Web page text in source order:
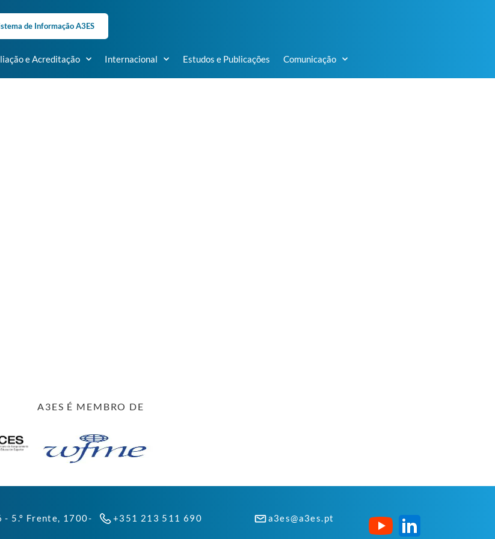
de Informação A3ES
e Acreditação Internacional Estudos e Publicações Comunicação
A3ES É MEMBRO DE
- 5.º Frente, 1700-
+351 213 511 690 a3es@a3es.pt